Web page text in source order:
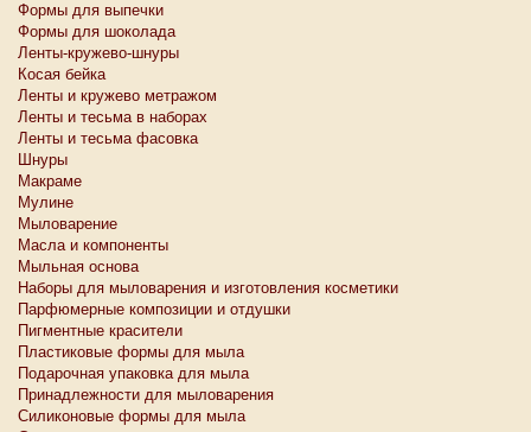
Формы для выпечки
Формы для шоколада
Ленты-кружево-шнуры
Косая бейка
Ленты и кружево метражом
Ленты и тесьма в наборах
Ленты и тесьма фасовка
Шнуры
Макраме
Мулине
Мыловарение
Масла и компоненты
Мыльная основа
Наборы для мыловарения и изготовления косметики
Парфюмерные композиции и отдушки
Пигментные красители
Пластиковые формы для мыла
Подарочная упаковка для мыла
Принадлежности для мыловарения
Силиконовые формы для мыла